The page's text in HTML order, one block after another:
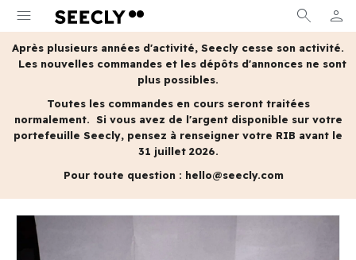
menu search person
MON
Après plusieurs années d'activité, Seecly cesse son activité.
Les nouvelles commandes et les dépôts d'annonces ne sont
plus possibles.
Toutes les commandes en cours seront traitées
normalement. Si vous avez de l'argent disponible sur votre
portefeuille Seecly, pensez à renseigner votre RIB avant le
31 juillet 2026.
Pour toute question : hello@seecly.com